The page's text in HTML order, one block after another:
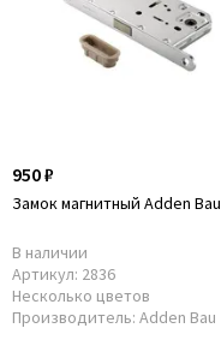
950 ₽
Замок магнитный Adden Bau
В наличии
Артикул: 2836
Несколько цветов
Производитель: Adden Bau